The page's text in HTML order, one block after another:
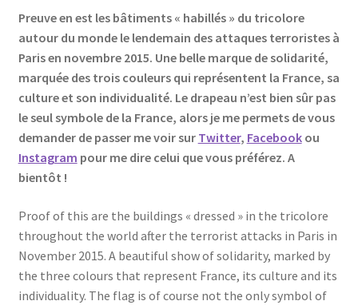
Preuve en est les bâtiments « habillés » du tricolore
autour du monde le lendemain des attaques terroristes à
Paris en novembre 2015. Une belle marque de solidarité,
marquée des trois couleurs qui représentent la France, sa
culture et son individualité. Le drapeau n’est bien sûr pas
le seul symbole de la France, alors je me permets de vous
demander de passer me voir sur Twitter, Facebookou
Instagram pour me dire celui que vous préférez. A
bientôt !
Proof of this are the buildings « dressed » in the tricolore
throughout the world after the terrorist attacks in Paris in
November 2015. A beautiful show of solidarity, marked by
the three colours that represent France, its culture and its
individuality. The flag is of course not the only symbol of